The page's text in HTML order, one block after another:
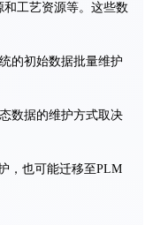
工艺资源等。这些数
的初始数据批量维护
数据的维护方式取决
，也可能迁移至PLM